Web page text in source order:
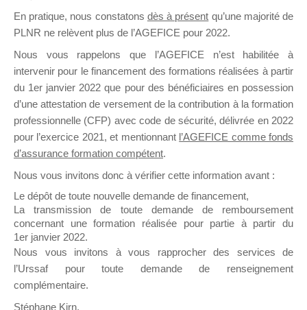
il y a un mois
Ce groupe est destiné aux Organismes de
Formation qui souhaitent répondre à l’Appel à
Propositions Mallette du Dirigeant.
Ce groupe propose un forum dédié au support
sur lequel il est possible de laisser un message
ou poser une question.
NB : Il est nécessaire d’être
pouvoir rejoindre ce groupe
En pratique, nous constatons dès à présent qu’une majorité de
PLNR ne relèvent plus de l’AGEFICE pour 2022.
Nous vous rappelons que l’AGEFICE n’est habilitée à
intervenir pour le financement des formations réalisées à partir
du 1er janvier 2022 que pour des bénéficiaires en possession
d’une attestation de versement de la contribution à la formation
professionnelle (CFP) avec code de sécurité, délivrée en 2022
pour l’exercice 2021, et mentionnant l’AGEFICE comme fonds
d’assurance formation compétent.
Nous vous invitons donc à vérifier cette information avant :
Le dépôt de toute nouvelle demande de financement,
La transmission de toute demande de remboursement
concernant une formation réalisée pour partie à partir du
1er janvier 2022.
Nous vous invitons à vous rapprocher des services de
l’Urssaf pour toute demande de renseignement
complémentaire.
Stéphane Kirn,